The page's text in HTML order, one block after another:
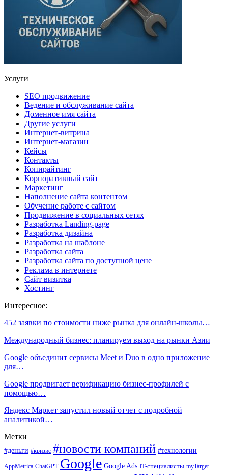
Услуги
SEO продвижение
Ведение и обслуживание сайта
Доменное имя сайта
Другие услуги
Интернет-витрина
Интернет-магазин
Кейсы
Контакты
Копирайтинг
Корпоративный сайт
Маркетинг
Наполнение сайта контентом
Обучение работе с сайтом
Продвижение в социальных сетях
Разработка Landing-page
Разработка дизайна
Разработка на шаблоне
Разработка сайта
Разработка сайта по доступной цене
Реклама в интернете
Сайт визитка
Хостинг
Интересное:
452 заявки по стоимости ниже рынка для онлайн-школы…
Международный бизнес: планируем выход на рынки Азии
Google объединит сервисы Meet и Duo в одно приложение
для…
Google продвигает верификацию бизнес-профилей с
помощью…
Яндекс Маркет запустил новый отчет с подробной
аналитикой…
Метки
#деньги #кризис #новости компаний #технологии
AppMetrica ChatGPT Google Google Ads IT-специалисты myTarget